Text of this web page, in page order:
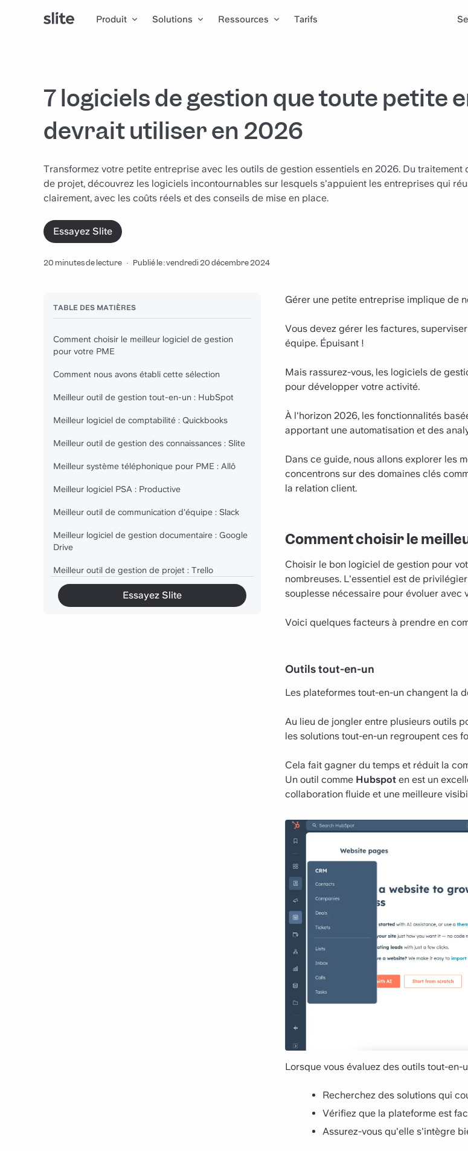
Produit Solutions Ressources Tarifs
7 logiciels de gestion que toute petite
devrait utiliser en 2026
Transformez votre petite entreprise avec les outils de gestion essentiels en 2026. Du traitement
de projet, découvrez les logiciels incontournables sur lesquels s'appuient les entreprises qui
clairement, avec les coûts réels et des conseils de mise en place.
Essayez Slite
20 minutes de lecture · Publié le : vendredi 20 décembre 2024
TABLE DES MATIÈRES
Comment choisir le meilleur logiciel de gestion
pour votre PME
Comment nous avons établi cette sélection
Meilleur outil de gestion tout-en-un : HubSpot
Meilleur logiciel de comptabilité : Quickbooks
Meilleur outil de gestion des connaissances : Slite
Meilleur système téléphonique pour PME : Allô
Meilleur logiciel PSA : Productive
Meilleur outil de communication d'équipe : Slack
Meilleur logiciel de gestion documentaire : Google
Drive
Meilleur outil de gestion de projet : Trello
Meilleur outil opérationnel tout-en-un : Wispa
Essayez Slite
Gérer une petite entreprise implique de
Vous devez gérer les factures,
équipe. Épuisant !
Mais rassurez-vous, les logiciels de
pour développer votre activité.
À l'horizon 2026, les fonctionnalités
apportant une automatisation et des
Dans ce guide, nous allons explorer les
concentrons sur des domaines clés
la relation client.
Comment choisir le
Choisir le bon logiciel de gestion pour
nombreuses. L'essentiel est de
souplesse nécessaire pour évoluer avec
Voici quelques facteurs à prendre en
Outils tout-en-un
Les plateformes tout-en-un changent la
Au lieu de jongler entre plusieurs outils
les solutions tout-en-un regroupent ces
Cela fait gagner du temps et réduit la
Un outil comme Hubspot en est un
collaboration fluide et une meilleure
Lorsque vous évaluez des outils tout-en-
Recherchez des solutions qui
Vérifiez que la plateforme est
Assurez-vous qu'elle s'intègre